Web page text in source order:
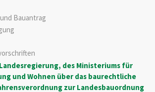
Bauantrag
des Ministeriums für
und Wohnen über das baurechtliche
zur Landesbauordnung